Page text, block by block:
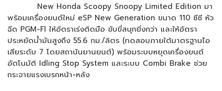
New Honda Scoopy Snoopy Limited Edition มา
พร้อมเครื่องยนต์ใหม่ eSP New Generation ขนาด 110 ซีซี หัว
ฉีด PGM-FI ให้อัตราเร่งติดมือ ขับขี่สนุกยิ่งกว่า และให้อัตรา
ประหยัดน้ำมันสูงถึง 55.6 กม./ลิตร (ทดสอบภายใต้มาตรฐานไอ
เสียระดับ 7 โดยสถาบันยานยนต์) พร้อมระบบหยุดเครื่องยนต์
อัตโนมัติ Idling Stop System และระบบ Combi Brake ช่วย
กระจายแรงเบรกหน้า-หลัง